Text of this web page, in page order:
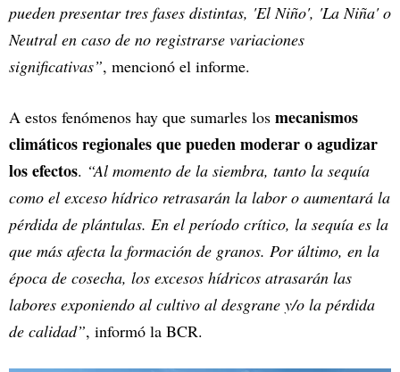
pueden presentar tres fases distintas, 'El Niño', 'La Niña' o
Neutral en caso de no registrarse variaciones
significativas”, mencionó el informe.
A estos fenómenos hay que sumarles los mecanismos
climáticos regionales que pueden moderar o agudizar
los efectos. “Al momento de la siembra, tanto la sequía
como el exceso hídrico retrasarán la labor o aumentará la
pérdida de plántulas. En el período crítico, la sequía es la
que más afecta la formación de granos. Por último, en la
época de cosecha, los excesos hídricos atrasarán las
labores exponiendo al cultivo al desgrane y/o la pérdida
de calidad”, informó la BCR.